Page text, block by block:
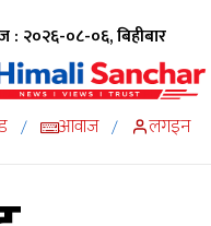
२०२६-०८-०६, बिहीबार
/ आवाज / लगइन